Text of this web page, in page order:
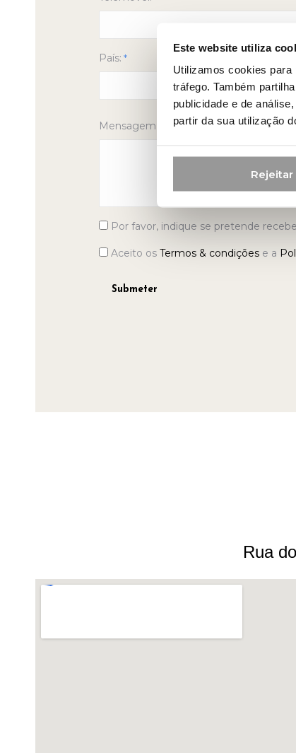
Este website utiliza
Utilizamos cookies
tráfego. Também
publicidade e de
partir da sua utilização
Rejeitar
País: *
Mensagem:
Consentimento
Por favor, indique se pretende
Consentimento
Aceito os Termos & condições e a
Rua